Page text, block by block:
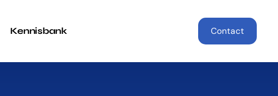
Kennisbank Contact